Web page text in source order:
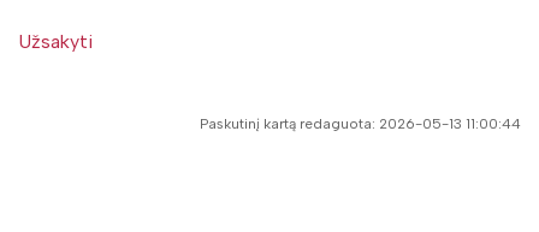
Užsakyti
Paskutinį kartą redaguota: 2026-05-13 11:00:44